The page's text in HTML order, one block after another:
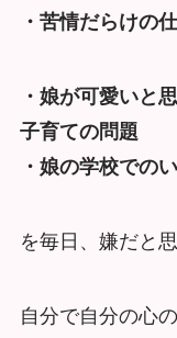
・苦情だらけの
・娘が可愛いと
子育ての問題
・娘の学校での
を毎日、嫌だと
自分で自分の心